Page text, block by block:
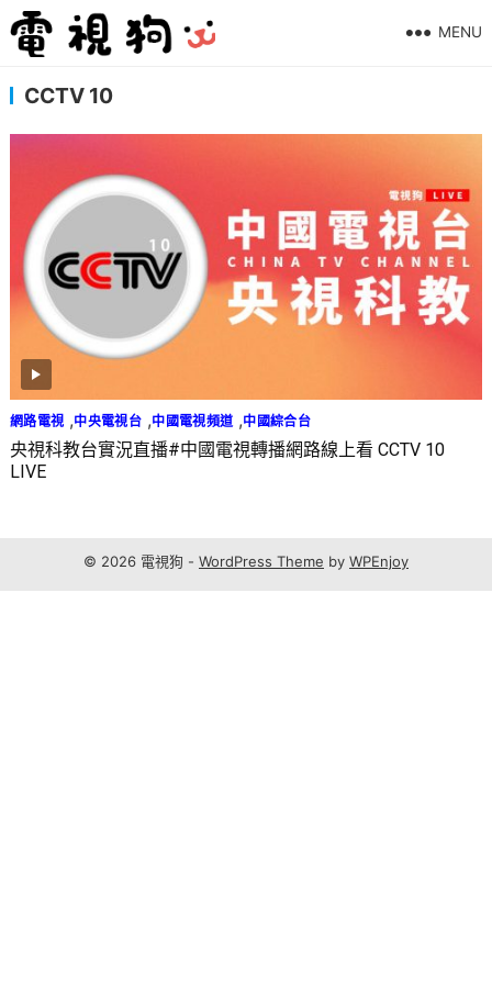
MENU
CCTV 10
網路電視 ,中央電視台 ,中國電視頻道 ,中國綜合台
央視科教台實況直播#中國電視轉播網路線上看 CCTV 10
LIVE
© 2026 電視狗 - WordPress Theme by WPEnjoy